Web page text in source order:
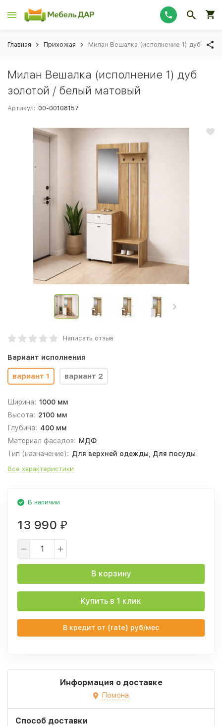
Главная Прихожая Милан Вешалка (исполнение 1) дуб
Милан Вешалка (исполнение 1) дуб
золотой / белый матовый
Артикул: 00-00108157
Написать отзыв
Вариант исполнения
вариант 1 вариант 2
Ширина: 1000 мм
Высота: 2100 мм
Глубина: 400 мм
Материал фасадов: МДФ
Тип (назначение): Для верхней одежды, Для посуды
Все характеристики
В наличии
13 990 ₽
В корзину
Купить в 1 клик
В кредит от {rate} руб/мес
Информация о доставке
Помона
Способ доставки